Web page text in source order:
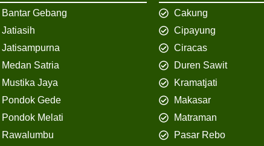
Bantar Gebang
Jatiasih
Jatisampurna
Medan Satria
Mustika Jaya
Pondok Gede
Pondok Melati
Rawalumbu
Cakung
Cipayung
Ciracas
Duren Sawit
Kramatjati
Makasar
Matraman
Pasar Rebo